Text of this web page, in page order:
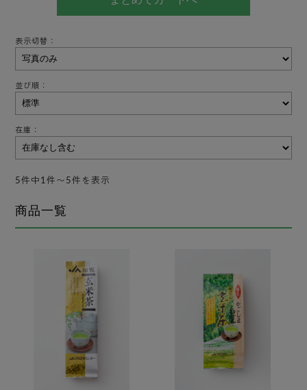
表示切替：
並び順：
在庫：
5件中1件〜5件を表示
商品一覧